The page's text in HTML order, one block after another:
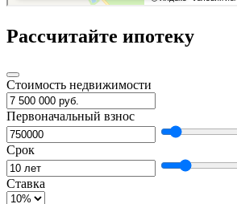
Рассчитайте ипотеку
Стоимость недвижимости
Первоначальный взнос
Срок
Ставка